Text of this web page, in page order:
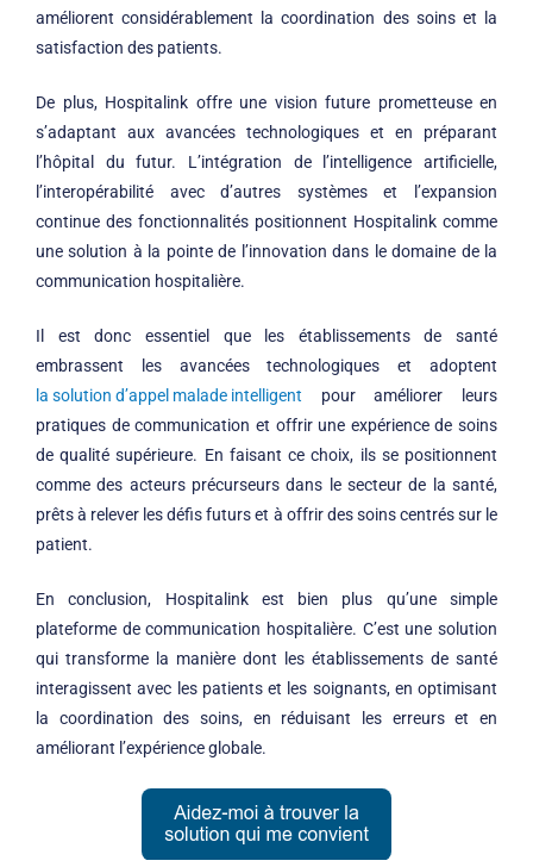
améliorent considérablement la coordination des soins et la
satisfaction des patients.
De plus, Hospitalink offre une vision future prometteuse en
s’adaptant aux avancées technologiques et en préparant
l’hôpital du futur. L’intégration de l’intelligence artificielle,
l’interopérabilité avec d’autres systèmes et l’expansion
continue des fonctionnalités positionnent Hospitalink comme
une solution à la pointe de l’innovation dans le domaine de la
communication hospitalière.
Il est donc essentiel que les établissements de santé
embrassent les avancées technologiques et adoptent
la solution d’appel malade intelligent pour améliorer leurs
pratiques de communication et offrir une expérience de soins
de qualité supérieure. En faisant ce choix, ils se positionnent
comme des acteurs précurseurs dans le secteur de la santé,
prêts à relever les défis futurs et à offrir des soins centrés sur le
patient.
En conclusion, Hospitalink est bien plus qu’une simple
plateforme de communication hospitalière. C’est une solution
qui transforme la manière dont les établissements de santé
interagissent avec les patients et les soignants, en optimisant
la coordination des soins, en réduisant les erreurs et en
améliorant l’expérience globale.